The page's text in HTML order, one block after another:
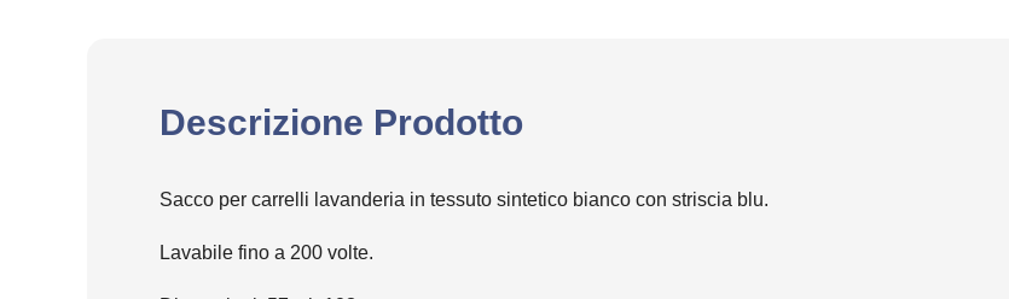
Descrizione Prodotto
Sacco per carrelli lavanderia in tessuto sintetico bianco con striscia blu.
Lavabile fino a 200 volte.